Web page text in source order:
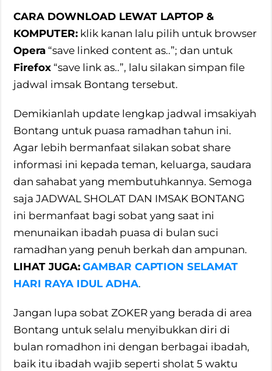
CARA DOWNLOAD LEWAT LAPTOP &
KOMPUTER: klik kanan lalu pilih untuk browser
Opera “save linked content as..”; dan untuk
Firefox “save link as..”, lalu silakan simpan file
jadwal imsak Bontang tersebut.
Demikianlah update lengkap jadwal imsakiyah
Bontang untuk puasa ramadhan tahun ini.
Agar lebih bermanfaat silakan sobat share
informasi ini kepada teman, keluarga, saudara
dan sahabat yang membutuhkannya. Semoga
saja JADWAL SHOLAT DAN IMSAK BONTANG
ini bermanfaat bagi sobat yang saat ini
menunaikan ibadah puasa di bulan suci
ramadhan yang penuh berkah dan ampunan.
LIHAT JUGA: GAMBAR CAPTION SELAMAT
HARI RAYA IDUL ADHA.
Jangan lupa sobat ZOKER yang berada di area
Bontang untuk selalu menyibukkan diri di
bulan romadhon ini dengan berbagai ibadah,
baik itu ibadah wajib seperti sholat 5 waktu